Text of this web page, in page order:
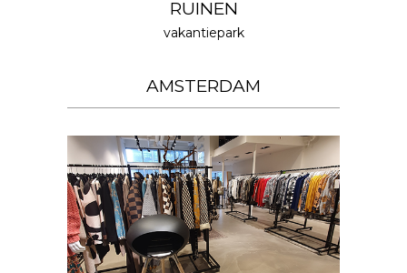
RUINEN
vakantiepark
AMSTERDAM